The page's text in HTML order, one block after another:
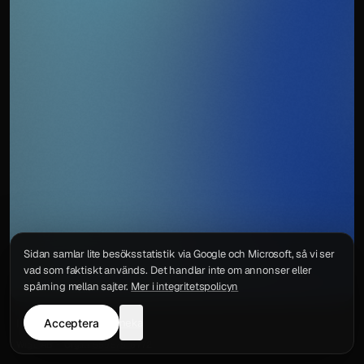
IntegritetspolicyKontakt
Sidan samlar lite besöksstatistik via Google och Microsoft, så vi ser
vad som faktiskt används. Det handlar inte om annonser eller
spårning mellan sajter. Mer i integritetspolicyn
Acceptera neka